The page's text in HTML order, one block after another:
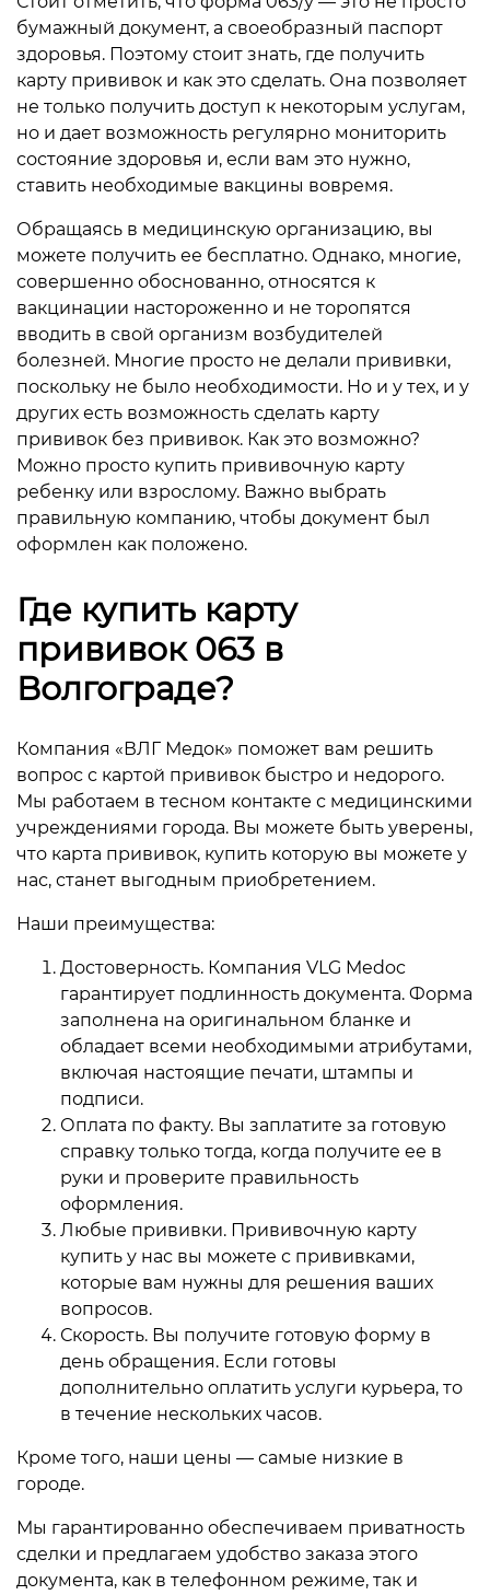
бумажный документ, а своеобразный паспорт
здоровья. Поэтому стоит знать, где получить
карту прививок и как это сделать. Она позволяет
не только получить доступ к некоторым услугам,
но и дает возможность регулярно мониторить
состояние здоровья и, если вам это нужно,
ставить необходимые вакцины вовремя.
Обращаясь в медицинскую организацию, вы
можете получить ее бесплатно. Однако, многие,
совершенно обоснованно, относятся к
вакцинации настороженно и не торопятся
вводить в свой организм возбудителей
болезней. Многие просто не делали прививки,
поскольку не было необходимости. Но и у тех, и у
других есть возможность сделать карту
прививок без прививок. Как это возможно?
Можно просто купить прививочную карту
ребенку или взрослому. Важно выбрать
правильную компанию, чтобы документ был
оформлен как положено.
Где купить карту
прививок 063 в
Волгограде?
Компания «ВЛГ Медок» поможет вам решить
вопрос с картой прививок быстро и недорого.
Мы работаем в тесном контакте с медицинскими
учреждениями города. Вы можете быть уверены,
что карта прививок, купить которую вы можете у
нас, станет выгодным приобретением.
Наши преимущества:
Достоверность. Компания VLG Medoc
гарантирует подлинность документа. Форма
заполнена на оригинальном бланке и
обладает всеми необходимыми атрибутами,
включая настоящие печати, штампы и
подписи.
Оплата по факту. Вы заплатите за готовую
справку только тогда, когда получите ее в
руки и проверите правильность
оформления.
Любые прививки. Прививочную карту
купить у нас вы можете с прививками,
которые вам нужны для решения ваших
вопросов.
Скорость. Вы получите готовую форму в
день обращения. Если готовы
дополнительно оплатить услуги курьера, то
в течение нескольких часов.
Кроме того, наши цены — самые низкие в
городе.
Мы гарантированно обеспечиваем приватность
сделки и предлагаем удобство заказа этого
документа, как в телефонном режиме, так и